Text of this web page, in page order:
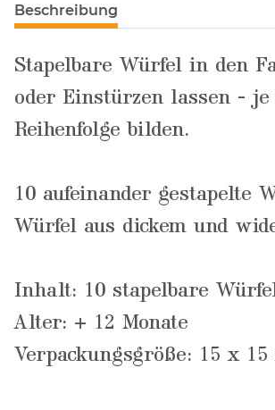
Beschreibung
Stapelbare Würfel in den
oder Einstürzen lassen - je
Reihenfolge bilden.
10 aufeinander gestapelte
Würfel aus dickem und
Inhalt: 10 stapelbare
Alter: + 12 Monate
Verpackungsgröße: 15 x